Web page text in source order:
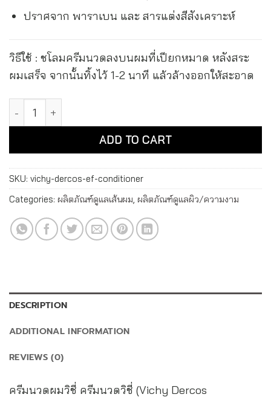
ปราศจาก พาราเบน และ สารแต่งสีสังเคราะห์
วิธีใช้ : ชโลมครีมนวดลงบนผมที่เปียกหมาด หลังสระ
ผมเสร็จ จากนั้นทิ้งไว้ 1-2 นาที แล้วล้างออกให้สะอาด
วิชี่ เดอร์คอส เอนเนอร์จี่+ฟอร์ทิฟายอิ้ง คอนดิชั่นเนอร์ Vichy
ADD TO CART
Alternative:
SKU: vichy-dercos-ef-conditioner
Categories: ผลิตภัณฑ์ดูแลเส้นผม ผลิตภัณฑ์ดูแลผิว/ความงาม
DESCRIPTION
ADDITIONAL INFORMATION
REVIEWS (0)
ครีมนวดผมวิชี่ ครีมนวดวิชี่ (Vichy Dercos